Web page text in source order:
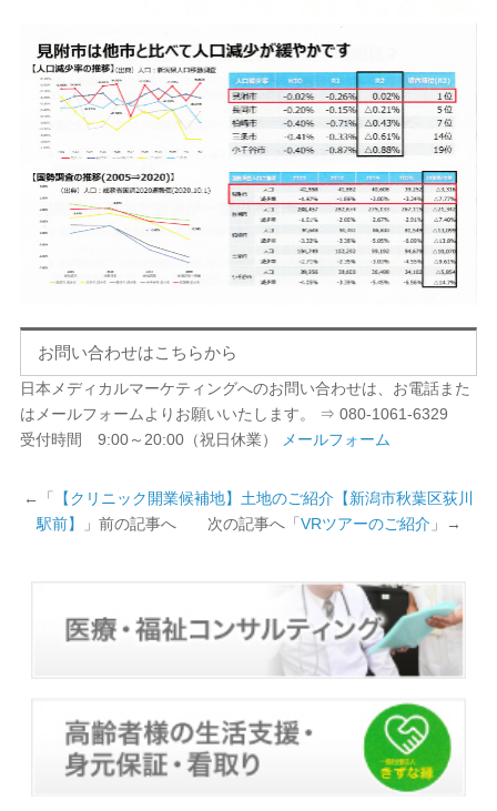
お問い合わせはこちらから
日本メディカルマーケティングへのお問い合わせは、お電話また
はメールフォームよりお願いいたします。 ⇒ 080-1061-6329
受付時間 9:00～20:00（祝日休業）
メールフォーム
←「
【クリニック開業候補地】土地のご紹介【新潟市秋葉区荻川
駅前】
」前の記事へ 次の記事へ「 VRツアーのご紹介 」→